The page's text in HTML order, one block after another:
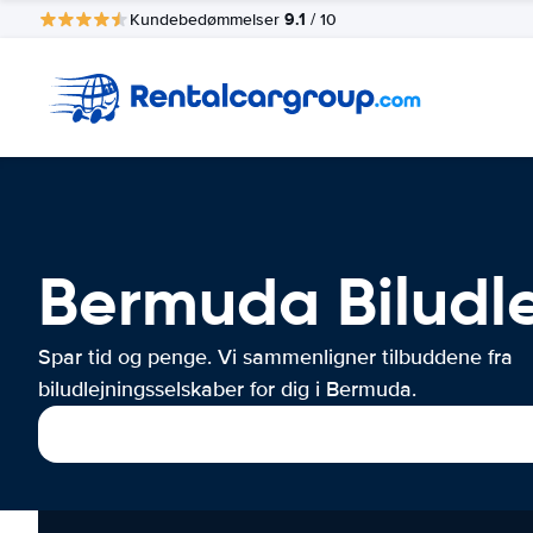
Kundebedømmelser 9.1 / 10
Bermuda
Spar tid og penge. Vi sammenligner tilbuddene fra
biludlejningsselskaber for dig i Bermuda.